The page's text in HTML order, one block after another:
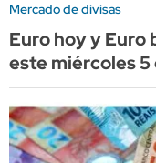
Mercado de divisas
Euro hoy y Euro
este miércoles